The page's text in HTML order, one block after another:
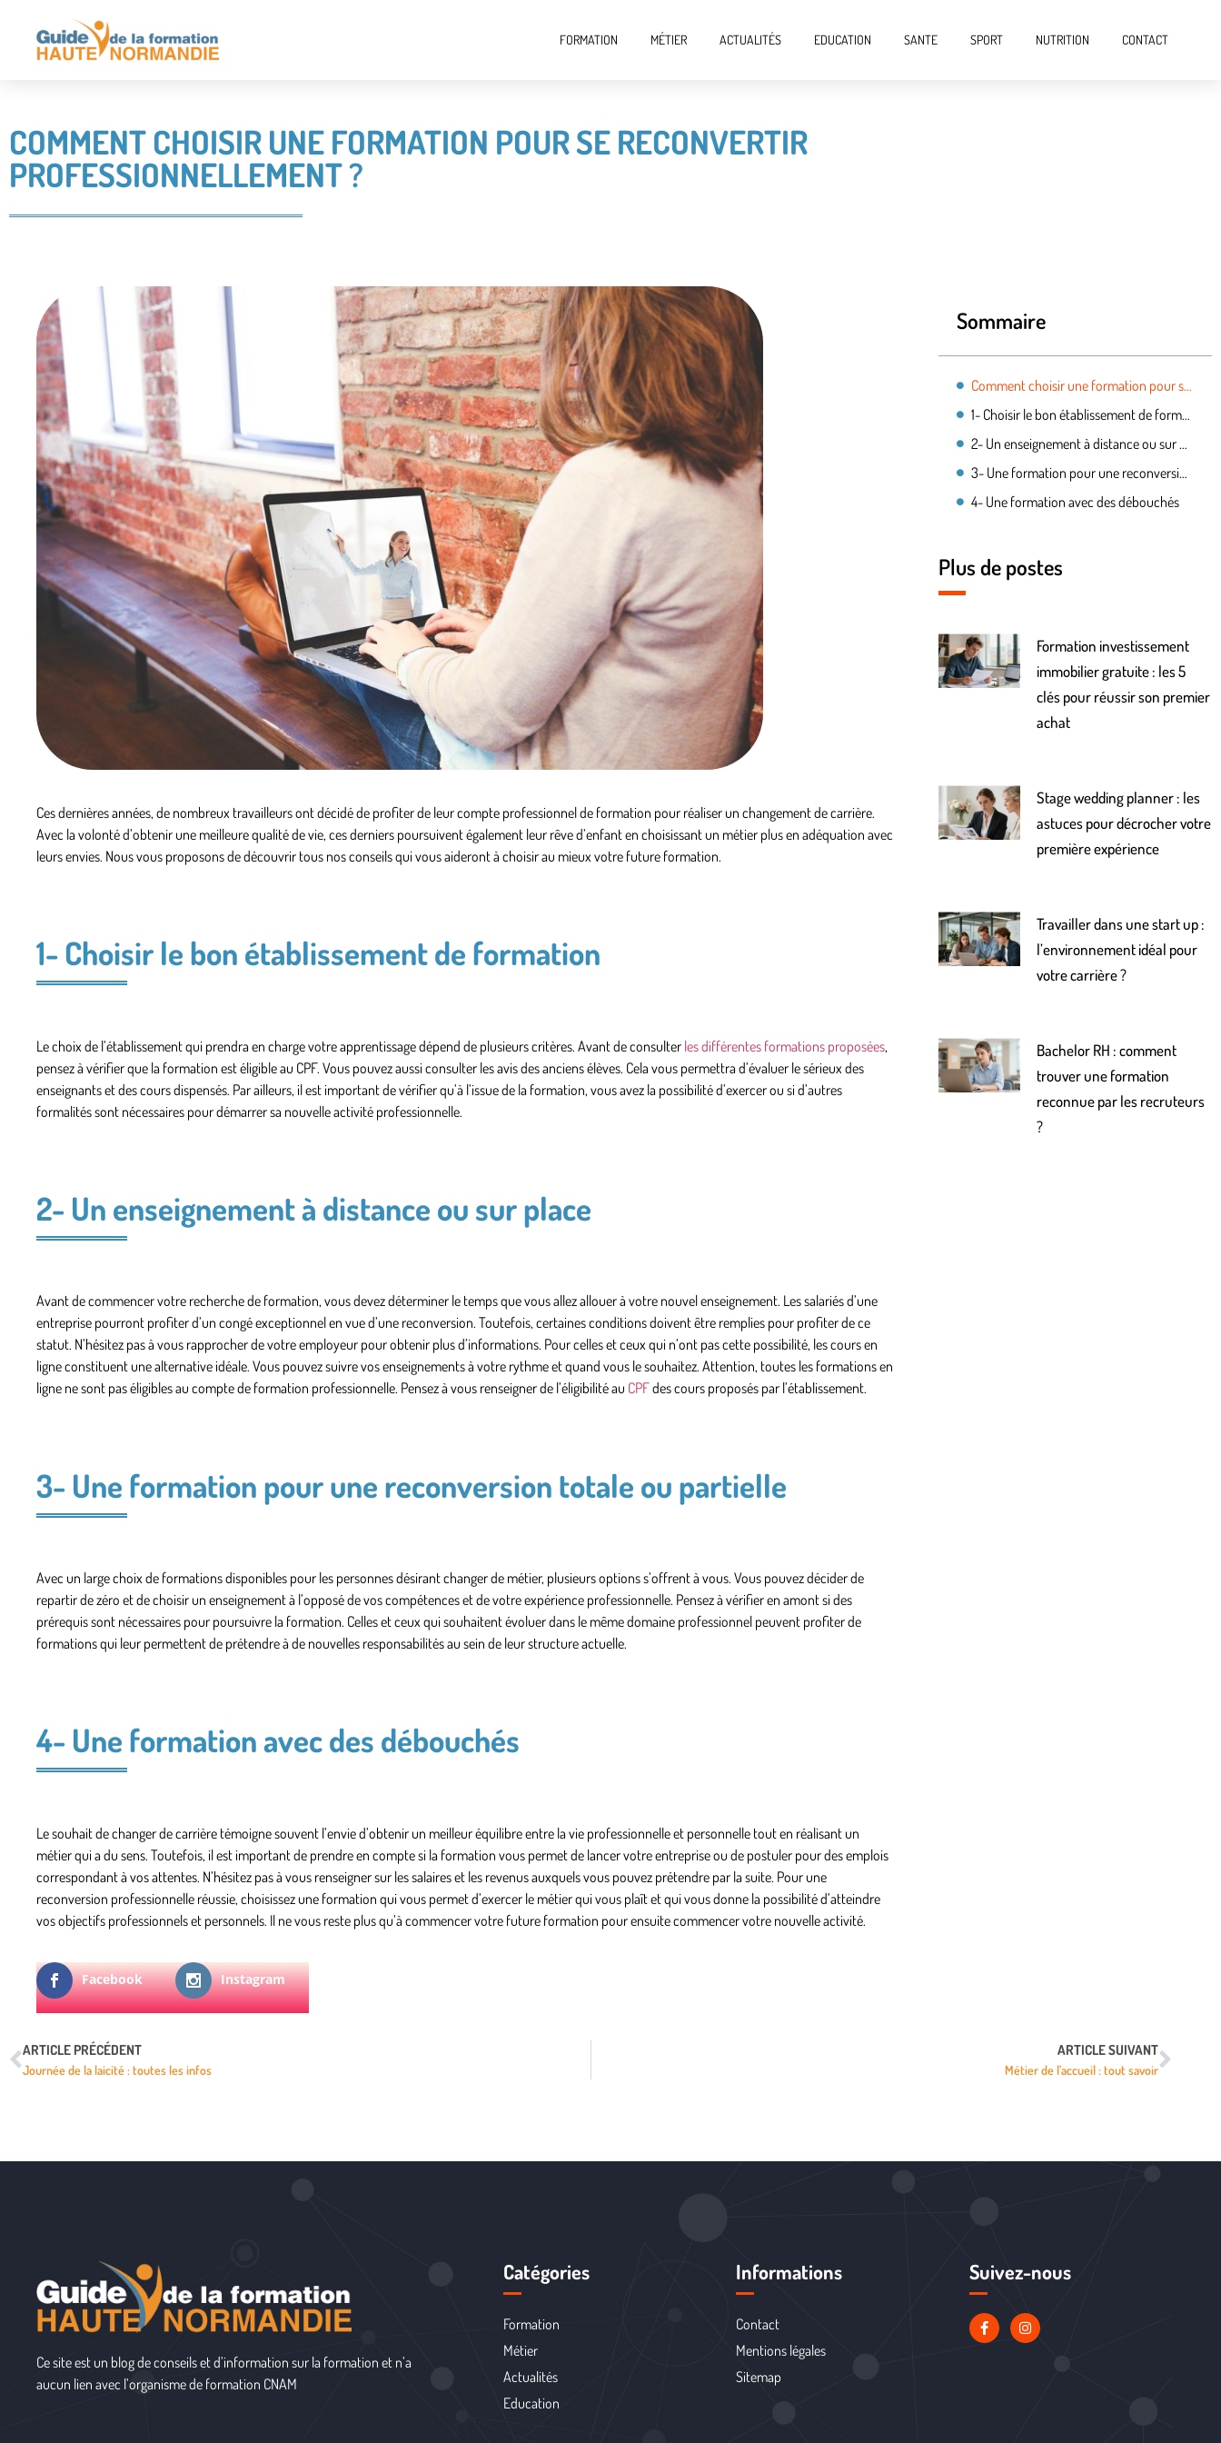
FORMATION MÉTIER ACTUALITÉS EDUCATION SANTE SPORT NUTRITION CONTACT
COMMENT CHOISIR UNE FORMATION POUR SE RECONVERTIR
PROFESSIONNELLEMENT ?
Ces dernières années, de nombreux travailleurs ont décidé de profiter de leur compte professionnel de formation pour réaliser un changement de carrière.
Avec la volonté d’obtenir une meilleure qualité de vie, ces derniers poursuivent également leur rêve d’enfant en choisissant un métier plus en adéquation avec
leurs envies. Nous vous proposons de découvrir tous nos conseils qui vous aideront à choisir au mieux votre future formation.
1- Choisir le bon établissement de formation
Le choix de l’établissement qui prendra en charge votre apprentissage dépend de plusieurs critères. Avant de consulter les différentes formations proposées,
pensez à vérifier que la formation est éligible au CPF. Vous pouvez aussi consulter les avis des anciens élèves. Cela vous permettra d’évaluer le sérieux des
enseignants et des cours dispensés. Par ailleurs, il est important de vérifier qu’à l’issue de la formation, vous avez la possibilité d’exercer ou si d’autres
formalités sont nécessaires pour démarrer sa nouvelle activité professionnelle.
2- Un enseignement à distance ou sur place
Avant de commencer votre recherche de formation, vous devez déterminer le temps que vous allez allouer à votre nouvel enseignement. Les salariés d’une
entreprise pourront profiter d’un congé exceptionnel en vue d’une reconversion. Toutefois, certaines conditions doivent être remplies pour profiter de ce
statut. N’hésitez pas à vous rapprocher de votre employeur pour obtenir plus d’informations. Pour celles et ceux qui n’ont pas cette possibilité, les cours en
ligne constituent une alternative idéale. Vous pouvez suivre vos enseignements à votre rythme et quand vous le souhaitez. Attention, toutes les formations en
ligne ne sont pas éligibles au compte de formation professionnelle. Pensez à vous renseigner de l’éligibilité au CPFdes cours proposés par l’établissement.
3- Une formation pour une reconversion totale ou partielle
Avec un large choix de formations disponibles pour les personnes désirant changer de métier, plusieurs options s’offrent à vous. Vous pouvez décider de
repartir de zéro et de choisir un enseignement à l’opposé de vos compétences et de votre expérience professionnelle. Pensez à vérifier en amont si des
prérequis sont nécessaires pour poursuivre la formation. Celles et ceux qui souhaitent évoluer dans le même domaine professionnel peuvent profiter de
formations qui leur permettent de prétendre à de nouvelles responsabilités au sein de leur structure actuelle.
4- Une formation avec des débouchés
Le souhait de changer de carrière témoigne souvent l’envie d’obtenir un meilleur équilibre entre la vie professionnelle et personnelle tout en réalisant un
métier qui a du sens. Toutefois, il est important de prendre en compte si la formation vous permet de lancer votre entreprise ou de postuler pour des emplois
correspondant à vos attentes. N’hésitez pas à vous renseigner sur les salaires et les revenus auxquels vous pouvez prétendre par la suite. Pour une
reconversion professionnelle réussie, choisissez une formation qui vous permet d’exercer le métier qui vous plaît et qui vous donne la possibilité d’atteindre
vos objectifs professionnels et personnels. Il ne vous reste plus qu’à commencer votre future formation pour ensuite commencer votre nouvelle activité.
Facebook Instagram
Sommaire
Comment choisir une formation pour se reconvertir professionnellement ?
1- Choisir le bon établissement de formation
2- Un enseignement à distance ou sur place
3- Une formation pour une reconversion totale ou partielle
4- Une formation avec des débouchés
Plus de postes
Formation investissement
immobilier gratuite : les 5
clés pour réussir son premier
achat
Stage wedding planner : les
astuces pour décrocher votre
première expérience
Travailler dans une start up :
l’environnement idéal pour
votre carrière ?
Bachelor RH : comment
trouver une formation
reconnue par les recruteurs
?
ARTICLE PRÉCÉDENT
Journée de la laicité : toutes les infos
ARTICLE SUIVANT
Métier de l’accueil : tout savoir
Ce site est un blog de conseils et d’information sur la formation et n’a
aucun lien avec l’organisme de formation CNAM
Catégories
Formation
Métier
Actualités
Education
Informations
Contact
Mentions légales
Sitemap
Suivez-nous